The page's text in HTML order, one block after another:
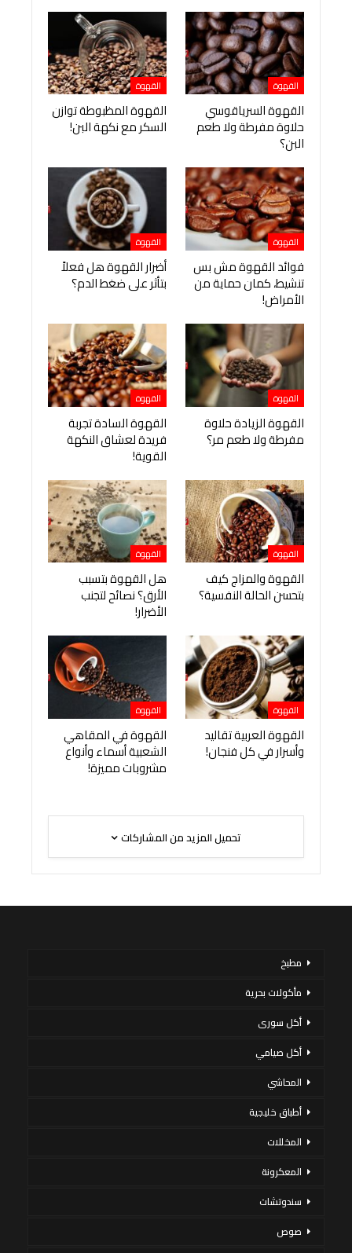
القهوة
القهوة السرياقوسي
حلاوة مفرطة ولا طعم
البن؟
القهوة
القهوة المظبوطة توازن
السكر مع نكهة البن!
القهوة
فوائد القهوة مش بس
تنشيط، كمان حماية من
الأمراض!
القهوة
أضرار القهوة هل فعلاً
بتأثر على ضغط الدم؟
القهوة
القهوة الزيادة حلاوة
مفرطة ولا طعم مر؟
القهوة
القهوة السادة تجربة
فريدة لعشاق النكهة
القوية!
القهوة
القهوة والمزاج كيف
بتحسن الحالة النفسية؟
القهوة
هل القهوة بتسبب
الأرق؟ نصائح لتجنب
الأضرار!
القهوة
القهوة العربية تقاليد
وأسرار في كل فنجان!
القهوة
القهوة في المقاهي
الشعبية أسماء وأنواع
مشروبات مميزة!
تحميل المزيد من المشاركات
مطبخ
مأكولات بحرية
أكل سورى
أكل صيامي
المحاشي
أطباق خليجية
المخللات
المعكرونة
سندوتشات
صوص